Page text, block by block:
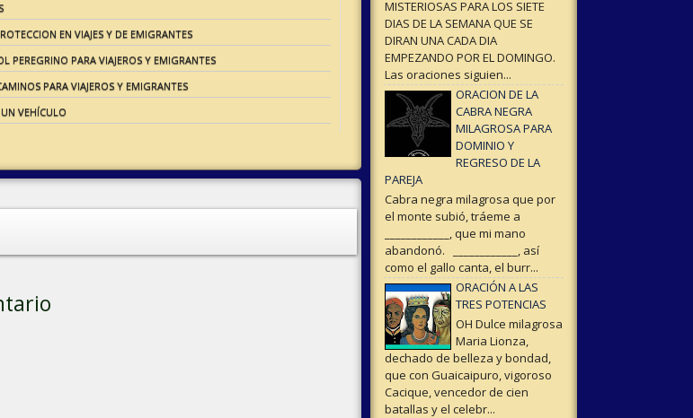
EN VIAJES Y DE EMIGRANTES
PEREGRINO PARA VIAJEROS Y EMIGRANTES
PARA VIAJEROS Y EMIGRANTES
VEHÍCULO
MISTERIOSAS PARA LOS SIETE
DIAS DE LA SEMANA QUE SE
DIRAN UNA CADA DIA
EMPEZANDO POR EL DOMINGO.
Las oraciones siguien...
ORACION DE LA
CABRA NEGRA
MILAGROSA PARA
DOMINIO Y
REGRESO DE LA
PAREJA
Cabra negra milagrosa que por
el monte subió, tráeme a
____________, que mi mano
abandonó. ____________, así
como el gallo canta, el burr...
ORACIÓN A LAS
TRES POTENCIAS
OH Dulce milagrosa
Maria Lionza,
dechado de belleza y bondad,
que con Guaicaipuro, vigoroso
Cacique, vencedor de cien
batallas y el celebr...